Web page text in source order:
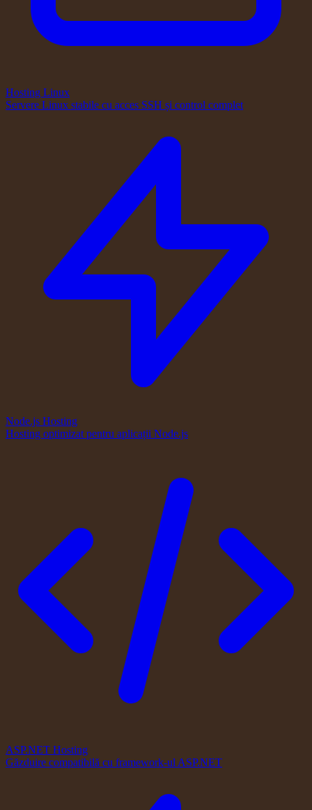
Hosting Linux
Servere Linux stabile cu acces SSH și control complet
Node.js Hosting
Hosting optimizat pentru aplicații Node.js
ASP.NET Hosting
Găzduire compatibilă cu framework-ul ASP.NET